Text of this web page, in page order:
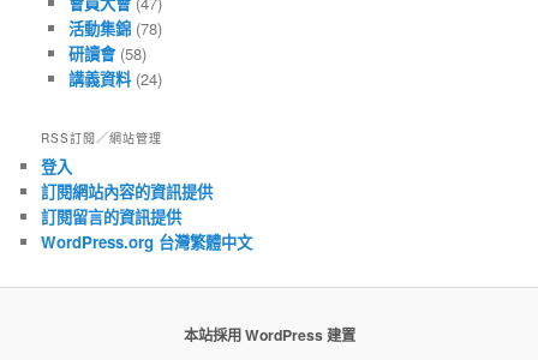
活動集錦(78)
研讀會(58)
講義資料(24)
RSS訂閱／網站管理
登入
訂閱網站內容的資訊提供
訂閱留言的資訊提供
WordPress.org 台灣繁體中文
本站採用 WordPress 建置